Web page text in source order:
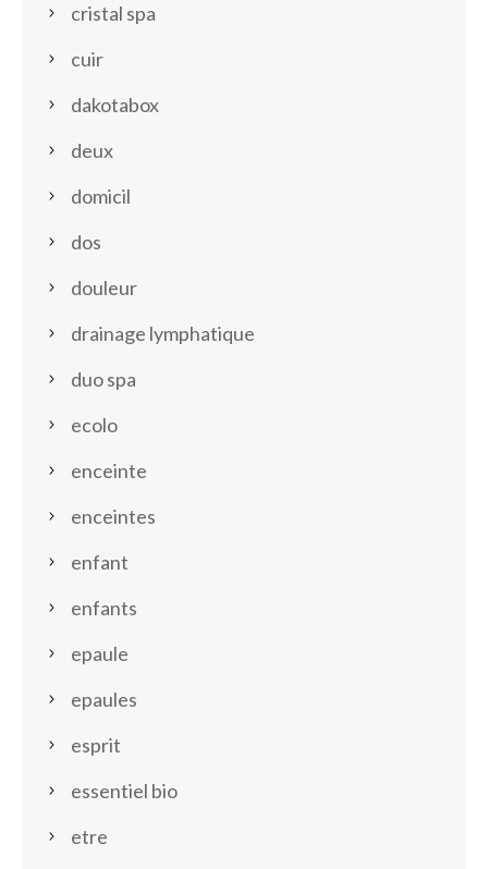
cristal spa
cuir
dakotabox
deux
domicil
dos
douleur
drainage lymphatique
duo spa
ecolo
enceinte
enceintes
enfant
enfants
epaule
epaules
esprit
essentiel bio
etre